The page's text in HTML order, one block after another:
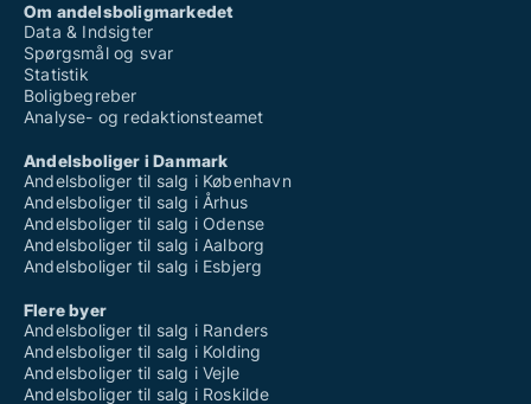
Om andelsboligmarkedet
Data & Indsigter
Spørgsmål og svar
Statistik
Boligbegreber
Analyse- og redaktionsteamet
Andelsboliger i Danmark
Andelsboliger til salg i København
Andelsboliger til salg i Århus
Andelsboliger til salg i Odense
Andelsboliger til salg i Aalborg
Andelsboliger til salg i Esbjerg
Flere byer
Andelsboliger til salg i Randers
Andelsboliger til salg i Kolding
Andelsboliger til salg i Vejle
Andelsboliger til salg i Roskilde